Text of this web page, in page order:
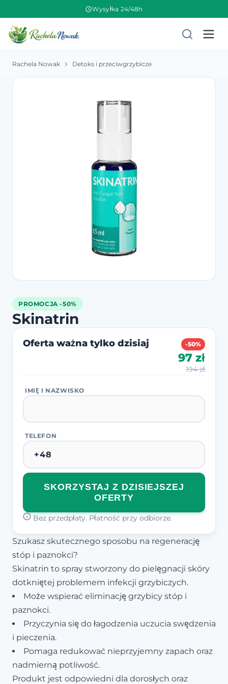
Wysyłka 24/48h
Rachela Nowak Detoks i przeciwgrzybicze
PROMOCJA -50%
Skinatrin
Oferta ważna tylko dzisiaj -50%
97 zł
194 zł
IMIĘ I NAZWISKO
TELEFON
SKORZYSTAJ Z DZISIEJSZEJ
OFERTY
Bez przedpłaty. Płatność przy odbiorze.
Szukasz skutecznego sposobu na regenerację
stóp i paznokci?
Skinatrin to spray stworzony do pielęgnacji skóry
dotkniętej problemem infekcji grzybiczych.
Może wspierać eliminację grzybicy stóp i
paznokci.
Przyczynia się do łagodzenia uczucia swędzenia
i pieczenia.
Pomaga redukować nieprzyjemny zapach oraz
nadmierną potliwość.
Produkt jest odpowiedni dla dorosłych oraz